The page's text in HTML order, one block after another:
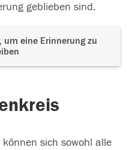
geblieben sind.
um eine Erinnerung zu
sich sowohl alle